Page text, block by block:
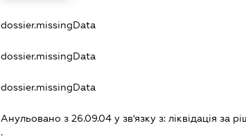
dossier.missingData
dossier.missingData
dossier.missingData
Анульовано з 26.09.04 у зв'язку з: лiквiдацiя за
.